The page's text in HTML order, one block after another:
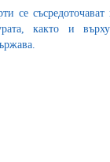
се
както и